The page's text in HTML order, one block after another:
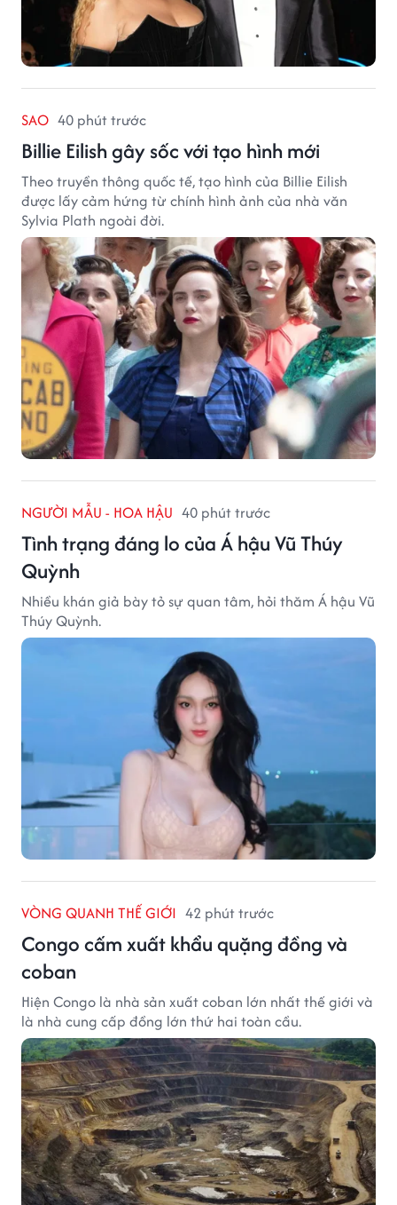
SAO 40 phút trước
Billie Eilish gây sốc với tạo hình mới
Theo truyền thông quốc tế, tạo hình của Billie Eilish
được lấy cảm hứng từ chính hình ảnh của nhà văn
Sylvia Plath ngoài đời.
NGƯỜI MẪU - HOA HẬU 40 phút trước
Tình trạng đáng lo của Á hậu Vũ Thúy
Quỳnh
Nhiều khán giả bày tỏ sự quan tâm, hỏi thăm Á hậu Vũ
Thúy Quỳnh.
VÒNG QUANH THẾ GIỚI 42 phút trước
Congo cấm xuất khẩu quặng đồng và
coban
Hiện Congo là nhà sản xuất coban lớn nhất thế giới và
là nhà cung cấp đồng lớn thứ hai toàn cầu.